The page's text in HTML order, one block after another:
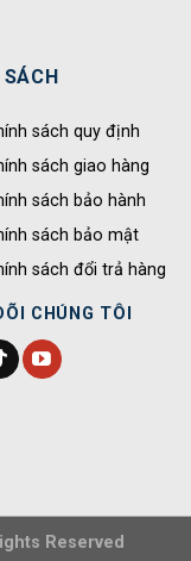
sách quy định
sách giao hàng
sách bảo hành
sách bảo mật
sách đổi trả hàng
CHÚNG TÔI
Reserved